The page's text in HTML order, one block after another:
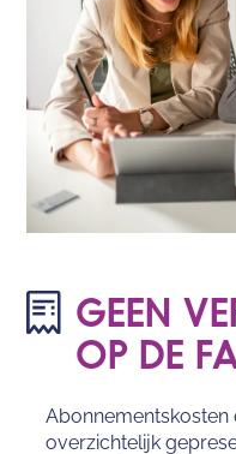
GEEN
OP DE
Abonnementskosten
overzichtelijk